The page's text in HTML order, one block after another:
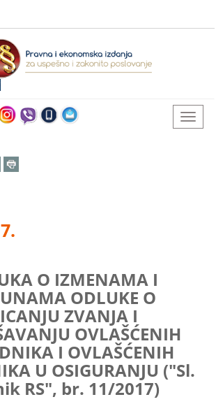
O IZMENAMA I
ODLUKE O
ZVANJA I
OVLAŠĆENIH
I OVLAŠĆENIH
U OSIGURANJU ("Sl.
RS", br. 11/2017)